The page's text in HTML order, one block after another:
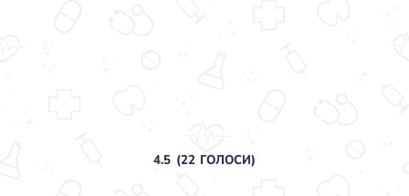
4.5(22ГОЛОСИ)